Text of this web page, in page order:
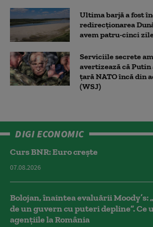
Ultima barjă a fost
redirecționarea
avem patru-cinci
Serviciile secrete
avertizează că Putin
țară NATO încă din
(WSJ)
DIGI ECONOMIC
Curs BNR: Euro crește
07.08.2026
Bolojan, înaintea evaluării Moody’s:
de un guvern cu puteri depline”. Ce
agențiile la România